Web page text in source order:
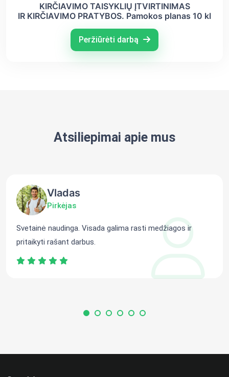
KIRČIAVIMO TAISYKLIŲ ĮTVIRTINIMAS
IR KIRČIAVIMO PRATYBOS. Pamokos planas 10 kl
Peržiūrėti darbą
Atsiliepimai apie mus
Vladas
Pirkėjas
Svetainė naudinga. Visada galima rasti medžiagos ir
pritaikyti rašant darbus.